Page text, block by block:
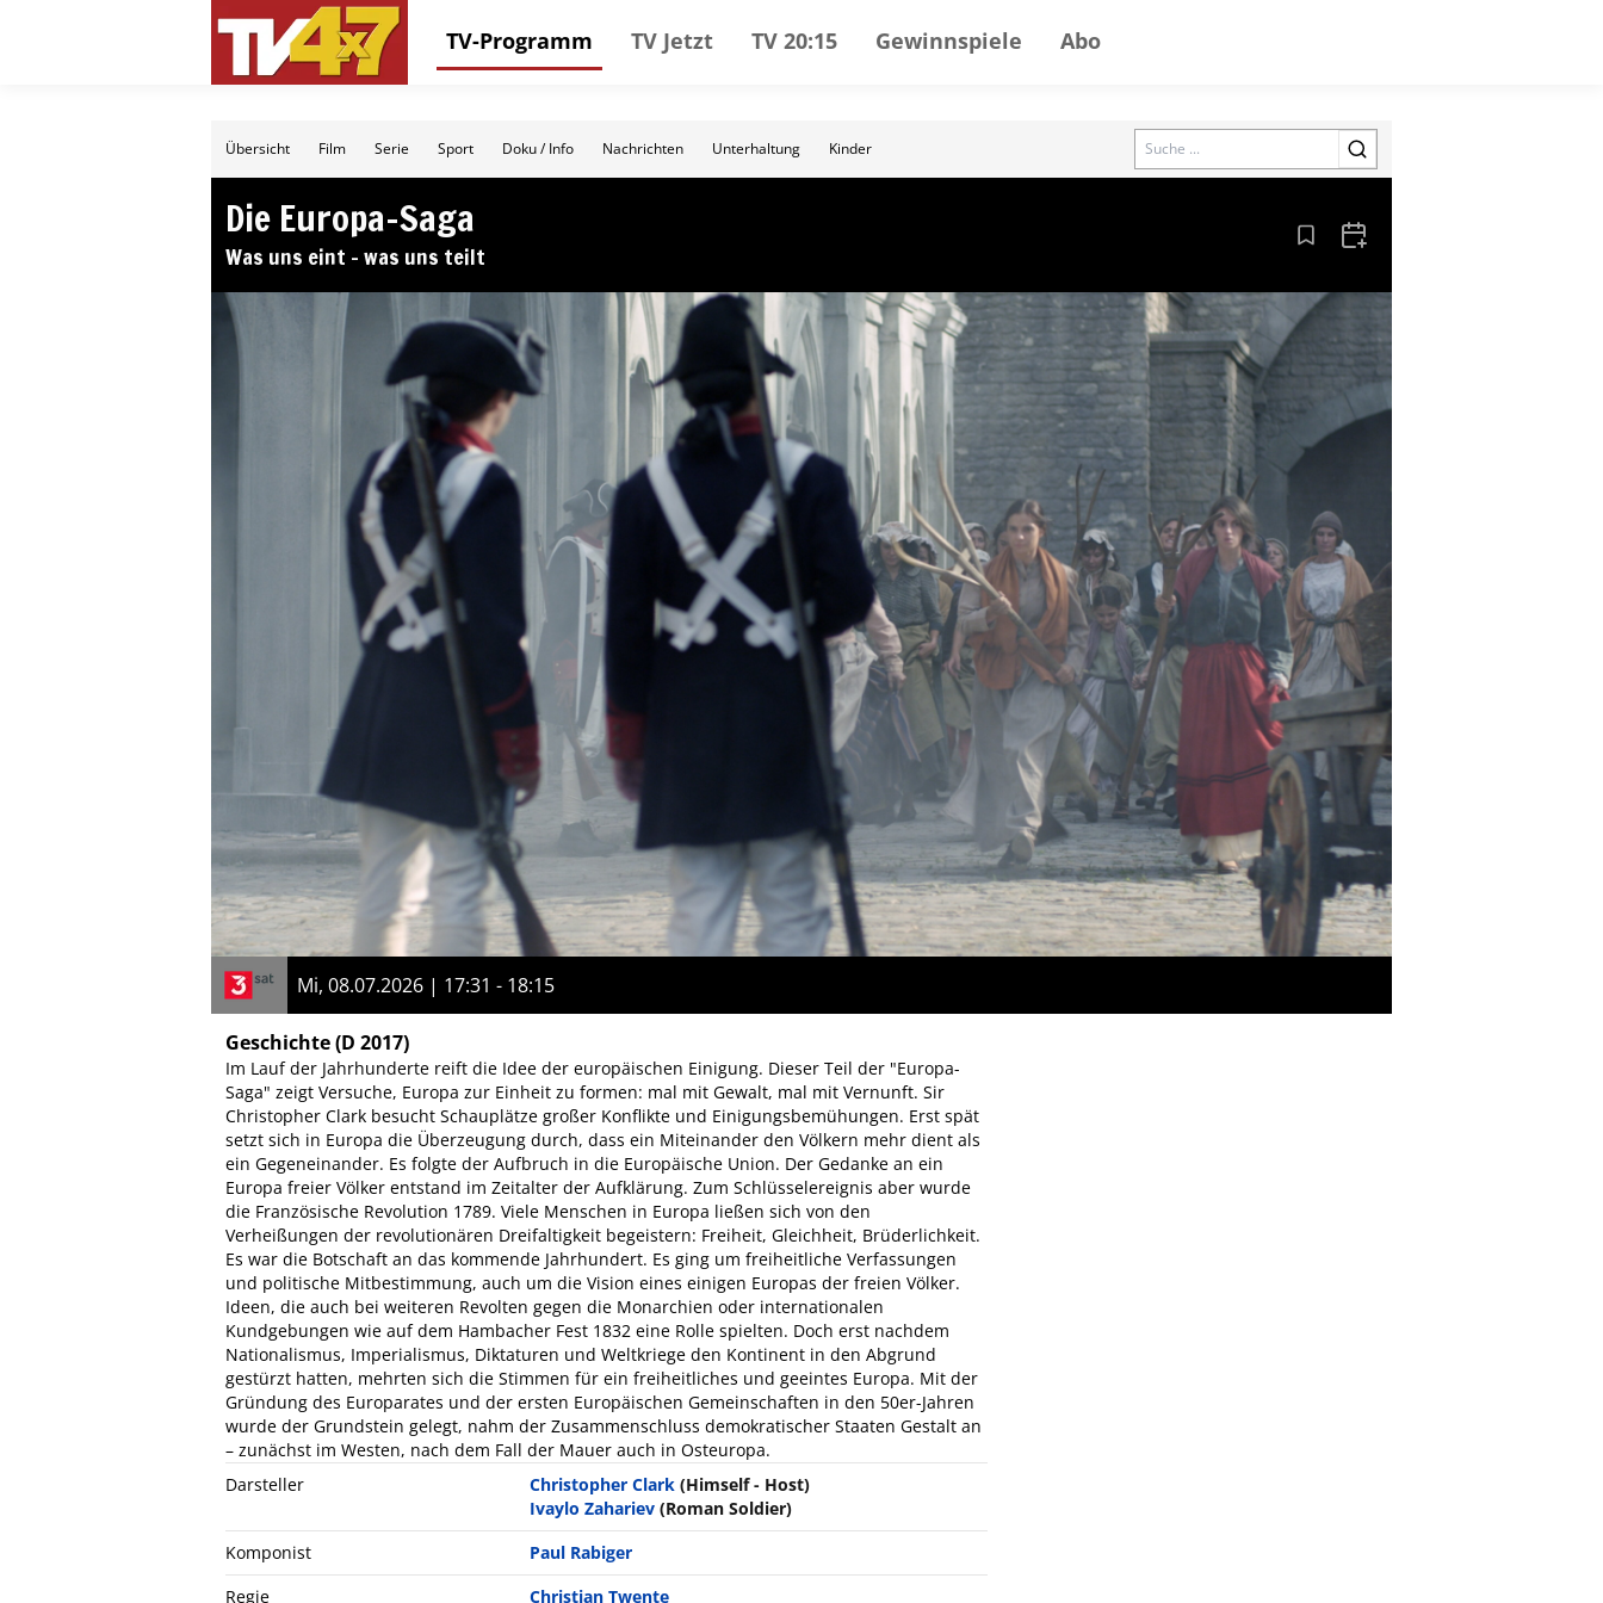
TV-Programm TV Jetzt TV 20:15 Gewinnspiele Abo
Übersicht Film Serie Sport Doku / Info Nachrichten Unterhaltung Kinder Search
Die Europa-Saga
Was uns eint – was uns teilt Aus den Lesezeichen entfernen
Zum Kalender hinzufügen
Mi, 08.07.2026 | 17:31 - 18:15
Geschichte(D 2017)
Im Lauf der Jahrhunderte reift die Idee der europäischen Einigung. Dieser Teil der "Europa-
Saga" zeigt Versuche, Europa zur Einheit zu formen: mal mit Gewalt, mal mit Vernunft. Sir
Christopher Clark besucht Schauplätze großer Konflikte und Einigungsbemühungen. Erst spät
setzt sich in Europa die Überzeugung durch, dass ein Miteinander den Völkern mehr dient als
ein Gegeneinander. Es folgte der Aufbruch in die Europäische Union. Der Gedanke an ein
Europa freier Völker entstand im Zeitalter der Aufklärung. Zum Schlüsselereignis aber wurde
die Französische Revolution 1789. Viele Menschen in Europa ließen sich von den
Verheißungen der revolutionären Dreifaltigkeit begeistern: Freiheit, Gleichheit, Brüderlichkeit.
Es war die Botschaft an das kommende Jahrhundert. Es ging um freiheitliche Verfassungen
und politische Mitbestimmung, auch um die Vision eines einigen Europas der freien Völker.
Ideen, die auch bei weiteren Revolten gegen die Monarchien oder internationalen
Kundgebungen wie auf dem Hambacher Fest 1832 eine Rolle spielten. Doch erst nachdem
Nationalismus, Imperialismus, Diktaturen und Weltkriege den Kontinent in den Abgrund
gestürzt hatten, mehrten sich die Stimmen für ein freiheitliches und geeintes Europa. Mit der
Gründung des Europarates und der ersten Europäischen Gemeinschaften in den 50er-Jahren
wurde der Grundstein gelegt, nahm der Zusammenschluss demokratischer Staaten Gestalt an
– zunächst im Westen, nach dem Fall der Mauer auch in Osteuropa.
Darsteller
Christopher Clark (Himself - Host)
Ivaylo Zahariev (Roman Soldier)
Komponist
Paul Rabiger
Regie
Christian Twente